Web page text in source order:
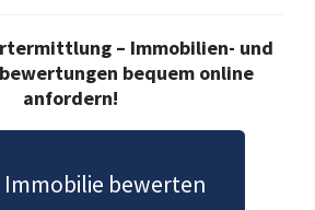
– Immobilien- und
bequem online
anfordern!
Immobilie bewerten